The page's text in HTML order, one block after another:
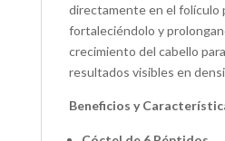
directamente en el folículo
fortaleciéndolo y
crecimiento del cabello
resultados visibles en
Beneficios y